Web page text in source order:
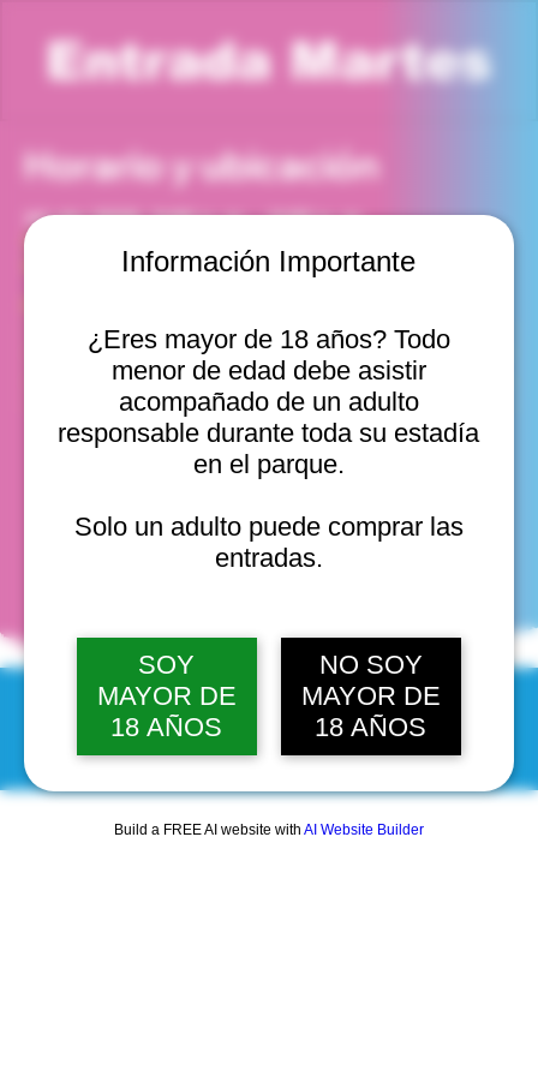
Información Importante
¿Eres mayor de 18 años? Todo
menor de edad debe asistir
acompañado de un adulto
responsable durante toda su estadía
en el parque.
Solo un adulto puede comprar las
entradas.
SOY
MAYOR DE
18 AÑOS
NO SOY
MAYOR DE
18 AÑOS
Build a FREE AI website with AI Website Builder
Entrada Martes
Horario y ubicación
14 abr 2026, 5:00 p. m. – 6:00 p. m.
Viña del Mar, Cam. Internacional 2440, Viña del Mar,
Valparaíso, Chile
mar, 11 ago, 10:00 a. m.
mar, 11 ago, 11:00 a. m.
mar, 11 ago, 12:00 p. m.
Ver 20
fechas
© 2025 by Scantastic.